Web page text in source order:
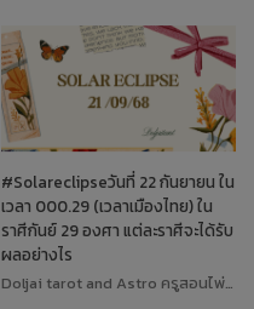
#Solareclipseวันที่ 22 กันยายน ใน
เวลา 000.29 (เวลาเมืองไทย) ใน
ราศีกันย์ 29 องศา แต่ละราศีจะได้รับ
ผลอย่างไร
Doljai tarot and Astro ครูสอนไพ่ทาโรต์